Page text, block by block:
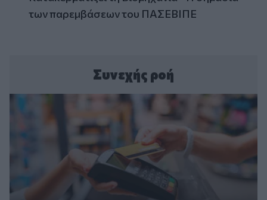
των παρεμβάσεων του ΠΑΣΕΒΙΠΕ
Συνεχής ροή